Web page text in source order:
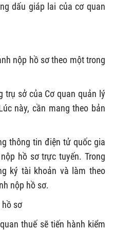
dấu giáp lai của cơ quan
nộp hồ sơ theo một trong
trụ sở của Cơ quan quản lý
này, cần mang theo bản
thông tin điện tử quốc gia
hồ sơ trực tuyến. Trong
ký tài khoản và làm theo
nộp hồ sơ.
hồ sơ
thuế sẽ tiến hành kiểm